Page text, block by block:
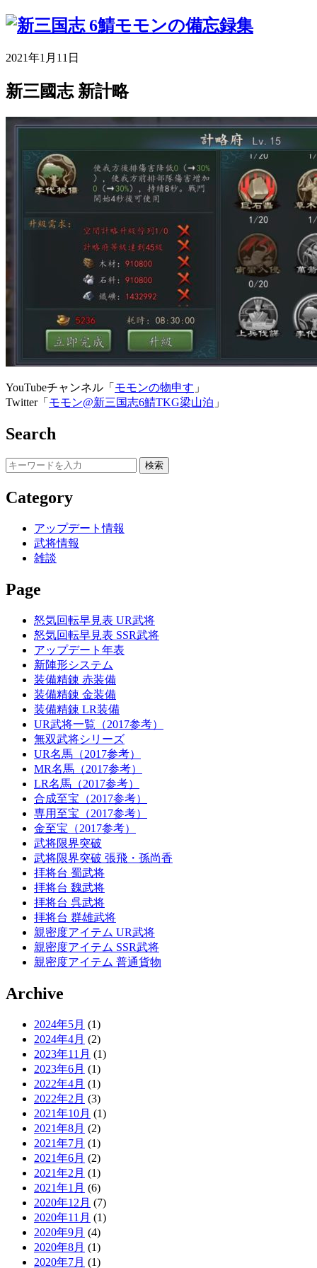
2021年1月11日
新三國志 新計略
YouTubeチャンネル「 モモンの物申す 」
Twitter「 モモン@新三国志6鯖TKG梁山泊 」
Search
Category
アップデート情報
武将情報
雑談
Page
怒気回転早見表 UR武将
怒気回転早見表 SSR武将
アップデート年表
新陣形システム
装備精錬 赤装備
装備精錬 金装備
装備精錬 LR装備
UR武将一覧（2017参考）
無双武将シリーズ
UR名馬（2017参考）
MR名馬（2017参考）
LR名馬（2017参考）
合成至宝（2017参考）
専用至宝（2017参考）
金至宝（2017参考）
武将限界突破
武将限界突破 張飛・孫尚香
拝将台 蜀武将
拝将台 魏武将
拝将台 呉武将
拝将台 群雄武将
親密度アイテム UR武将
親密度アイテム SSR武将
親密度アイテム 普通貨物
Archive
2024年5月 (1)
2024年4月 (2)
2023年11月 (1)
2023年6月 (1)
2022年4月 (1)
2022年2月 (3)
2021年10月 (1)
2021年8月 (2)
2021年7月 (1)
2021年6月 (2)
2021年2月 (1)
2021年1月 (6)
2020年12月 (7)
2020年11月 (1)
2020年9月 (4)
2020年8月 (1)
2020年7月 (1)